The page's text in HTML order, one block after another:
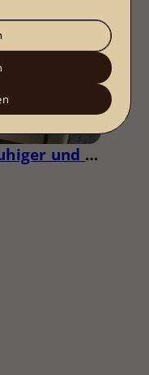
3-Raumwohnung in ruhiger und grüner Lage